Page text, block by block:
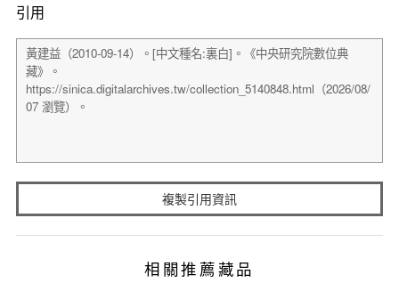
引用
複製引用資訊
相關推薦藏品